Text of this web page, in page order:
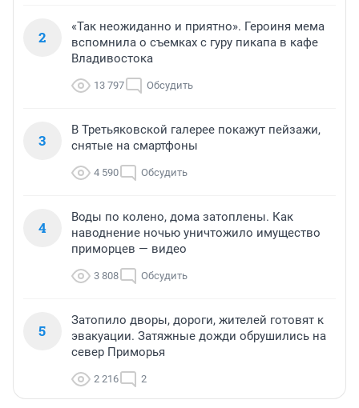
2
«Так неожиданно и приятно». Героиня мема
вспомнила о съемках с гуру пикапа в кафе
Владивостока
13 797 Обсудить
3
В Третьяковской галерее покажут пейзажи,
снятые на смартфоны
4 590 Обсудить
4
Воды по колено, дома затоплены. Как
наводнение ночью уничтожило имущество
приморцев — видео
3 808 Обсудить
5
Затопило дворы, дороги, жителей готовят к
эвакуации. Затяжные дожди обрушились на
север Приморья
2 216 2